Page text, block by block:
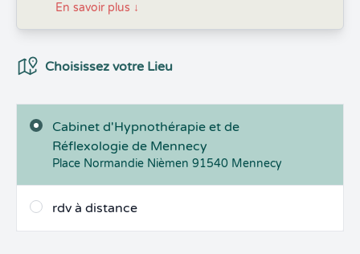
En savoir plus ↓
Choix du Lieux
Choisissez votre Lieu
Cabinet d'Hypnothérapie et de
Réflexologie de Mennecy
Place Normandie Nièmen 91540 Mennecy
rdv à distance